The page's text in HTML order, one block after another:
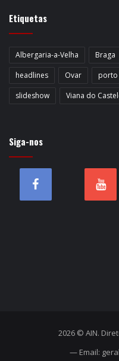
Etiquetas
Albergaria-a-Velha Braga
headlines
Ovar porto
slideshow
Viana do
Siga-nos
2026 © AIN.
— Email: